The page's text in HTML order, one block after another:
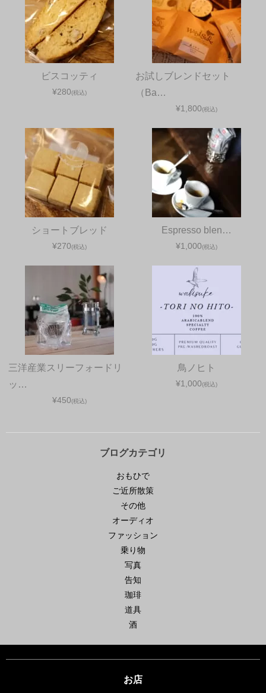
ビスコッティ
¥280(税込)
お試しブレンドセット
（Ba…
¥1,800(税込)
ショートブレッド
¥270(税込)
Espresso blen…
¥1,000(税込)
三洋産業スリーフォードリ
ッ…
¥450(税込)
鳥ノヒト
¥1,000(税込)
ブログカテゴリ
おもひで
ご近所散策
その他
オーディオ
ファッション
乗り物
写真
告知
珈琲
道具
酒
お店